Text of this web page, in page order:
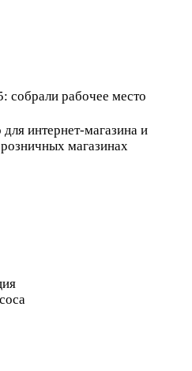
собрали рабочее место
интернет-магазина и
магазинах